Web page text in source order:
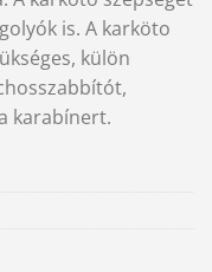
is. A karköto
külön
karabínert.